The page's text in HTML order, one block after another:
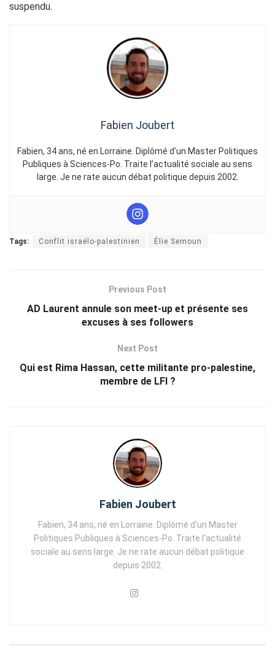
suspendu.
Fabien Joubert
Fabien, 34 ans, né en Lorraine. Diplômé d’un Master Politiques
Publiques à Sciences-Po. Traite l’actualité sociale au sens
large. Je ne rate aucun débat politique depuis 2002.
Tags: Conflit israélo-palestinien Élie Semoun
Previous Post
AD Laurent annule son meet-up et présente ses
excuses à ses followers
Next Post
Qui est Rima Hassan, cette militante pro-palestine,
membre de LFI ?
Fabien Joubert
Fabien, 34 ans, né en Lorraine. Diplômé d'un Master
Politiques Publiques à Sciences-Po. Traite l'actualité
sociale au sens large. Je ne rate aucun débat politique
depuis 2002.